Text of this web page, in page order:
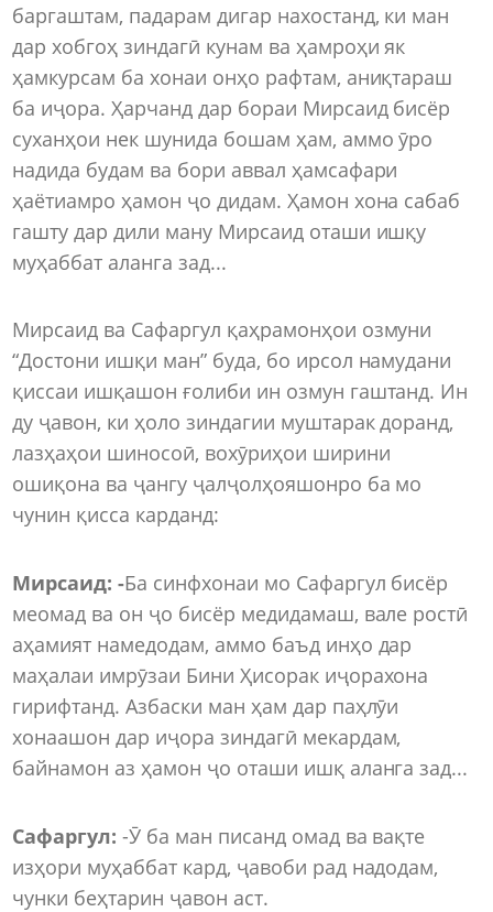
баргаштам, падарам дигар нахостанд, ки ман
дар хобгоҳ зиндагӣ кунам ва ҳамроҳи як
ҳамкурсам ба хонаи онҳо рафтам, аниқтараш
ба иҷора. Ҳарчанд дар бораи Мирсаид бисёр
суханҳои нек шунида бошам ҳам, аммо ӯро
надида будам ва бори аввал ҳамсафари
ҳаётиамро ҳамон ҷо дидам. Ҳамон хона сабаб
гашту дар дили ману Мирсаид оташи ишқу
муҳаббат аланга зад...
Мирсаид ва Сафаргул қаҳрамонҳои озмуни
“Достони ишқи ман” буда, бо ирсол намудани
қиссаи ишқашон ғолиби ин озмун гаштанд. Ин
ду ҷавон, ки ҳоло зиндагии муштарак доранд,
лазҳаҳои шиносоӣ, вохӯриҳои ширини
ошиқона ва ҷангу ҷалҷолҳояшонро ба мо
чунин қисса карданд:
Мирсаид: -Ба синфхонаи мо Сафаргул бисёр
меомад ва он ҷо бисёр медидамаш, вале ростӣ
аҳамият намедодам, аммо баъд инҳо дар
маҳалаи имрӯзаи Бини Ҳисорак иҷорахона
гирифтанд. Азбаски ман ҳам дар паҳлӯи
хонаашон дар иҷора зиндагӣ мекардам,
байнамон аз ҳамон ҷо оташи ишқ аланга зад...
Сафаргул: -Ӯ ба ман писанд омад ва вақте
изҳори муҳаббат кард, ҷавоби рад надодам,
чунки беҳтарин ҷавон аст.